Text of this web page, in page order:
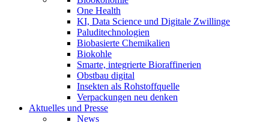
One Health
KI, Data Science und Digitale Zwillinge
Paluditechnologien
Biobasierte Chemikalien
Biokohle
Smarte, integrierte Bioraffinerien
Obstbau digital
Insekten als Rohstoffquelle
Verpackungen neu denken
Aktuelles und Presse
News